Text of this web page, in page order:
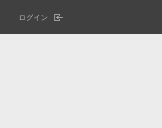
ログイン